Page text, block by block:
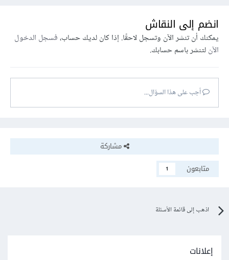
انضم إلى النقاش
يمكنك أن تنشر الآن وتسجل لاحقًا. إذا كان لديك حساب،فسجل الدخول
الآنلتنشر باسم حسابك.
أجب على هذا السؤال...
مشاركة
متابعون
1
اذهب إلى قائمة الأسئلة
إعلانات